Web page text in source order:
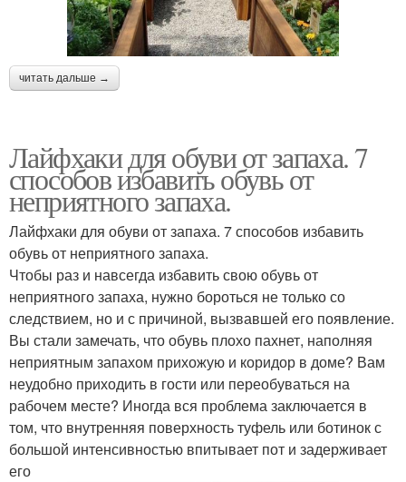
читать дальше →
Лайфхаки для обуви от запаха. 7
способов избавить обувь от
неприятного запаха.
Лайфхаки для обуви от запаха. 7 способов избавить
обувь от неприятного запаха.
Чтобы раз и навсегда избавить свою обувь от
неприятного запаха, нужно бороться не только со
следствием, но и с причиной, вызвавшей его появление.
Вы стали замечать, что обувь плохо пахнет, наполняя
неприятным запахом прихожую и коридор в доме? Вам
неудобно приходить в гости или переобуваться на
рабочем месте? Иногда вся проблема заключается в
том, что внутренняя поверхность туфель или ботинок с
большой интенсивностью впитывает пот и задерживает
его